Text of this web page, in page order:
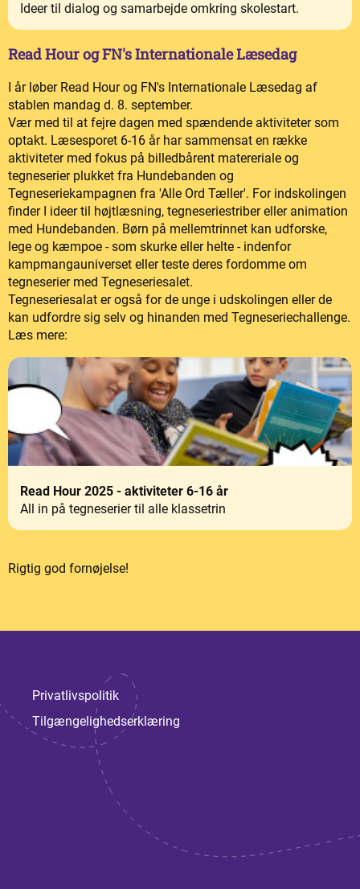
Ideer til dialog og samarbejde omkring skolestart.
Read Hour og FN's Internationale Læsedag
I år løber Read Hour og FN's Internationale Læsedag af
stablen mandag d. 8. september.
Vær med til at fejre dagen med spændende aktiviteter som
optakt. Læsesporet 6-16 år har sammensat en række
aktiviteter med fokus på billedbårent matereriale og
tegneserier plukket fra Hundebanden og
Tegneseriekampagnen fra 'Alle Ord Tæller'. For indskolingen
finder I ideer til højtlæsning, tegneseriestriber eller animation
med Hundebanden. Børn på mellemtrinnet kan udforske,
lege og kæmpoe - som skurke eller helte - indenfor
kampmangauniverset eller teste deres fordomme om
tegneserier med Tegneseriesalet.
Tegneseriesalat er også for de unge i udskolingen eller de
kan udfordre sig selv og hinanden med Tegneseriechallenge.
Læs mere:
Read Hour 2025 - aktiviteter 6-16 år
All in på tegneserier til alle klassetrin
Rigtig god fornøjelse!
Privatlivspolitik
Tilgængelighedserklæring